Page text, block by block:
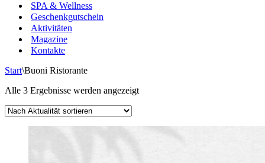
SPA & Wellness
Geschenkgutschein
Aktivitäten
Magazine
Kontakte
Start\Buoni Ristorante
Alle 3 Ergebnisse werden angezeigtNach